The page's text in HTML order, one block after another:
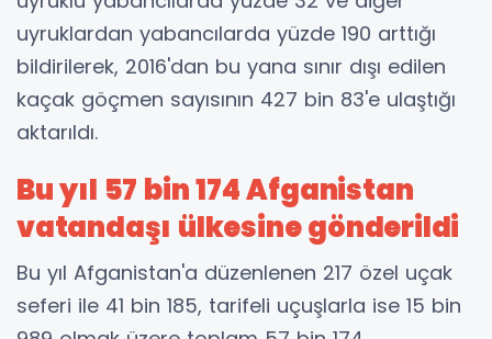
uyruklardan yabancılarda yüzde 190 arttığı
bildirilerek, 2016'dan bu yana sınır dışı edilen
kaçak göçmen sayısının 427 bin 83'e ulaştığı
aktarıldı.
Bu yıl 57 bin 174 Afganistan
vatandaşı ülkesine gönderildi
Bu yıl Afganistan'a düzenlenen 217 özel uçak
seferi ile 41 bin 185, tarifeli uçuşlarla ise 15 bin